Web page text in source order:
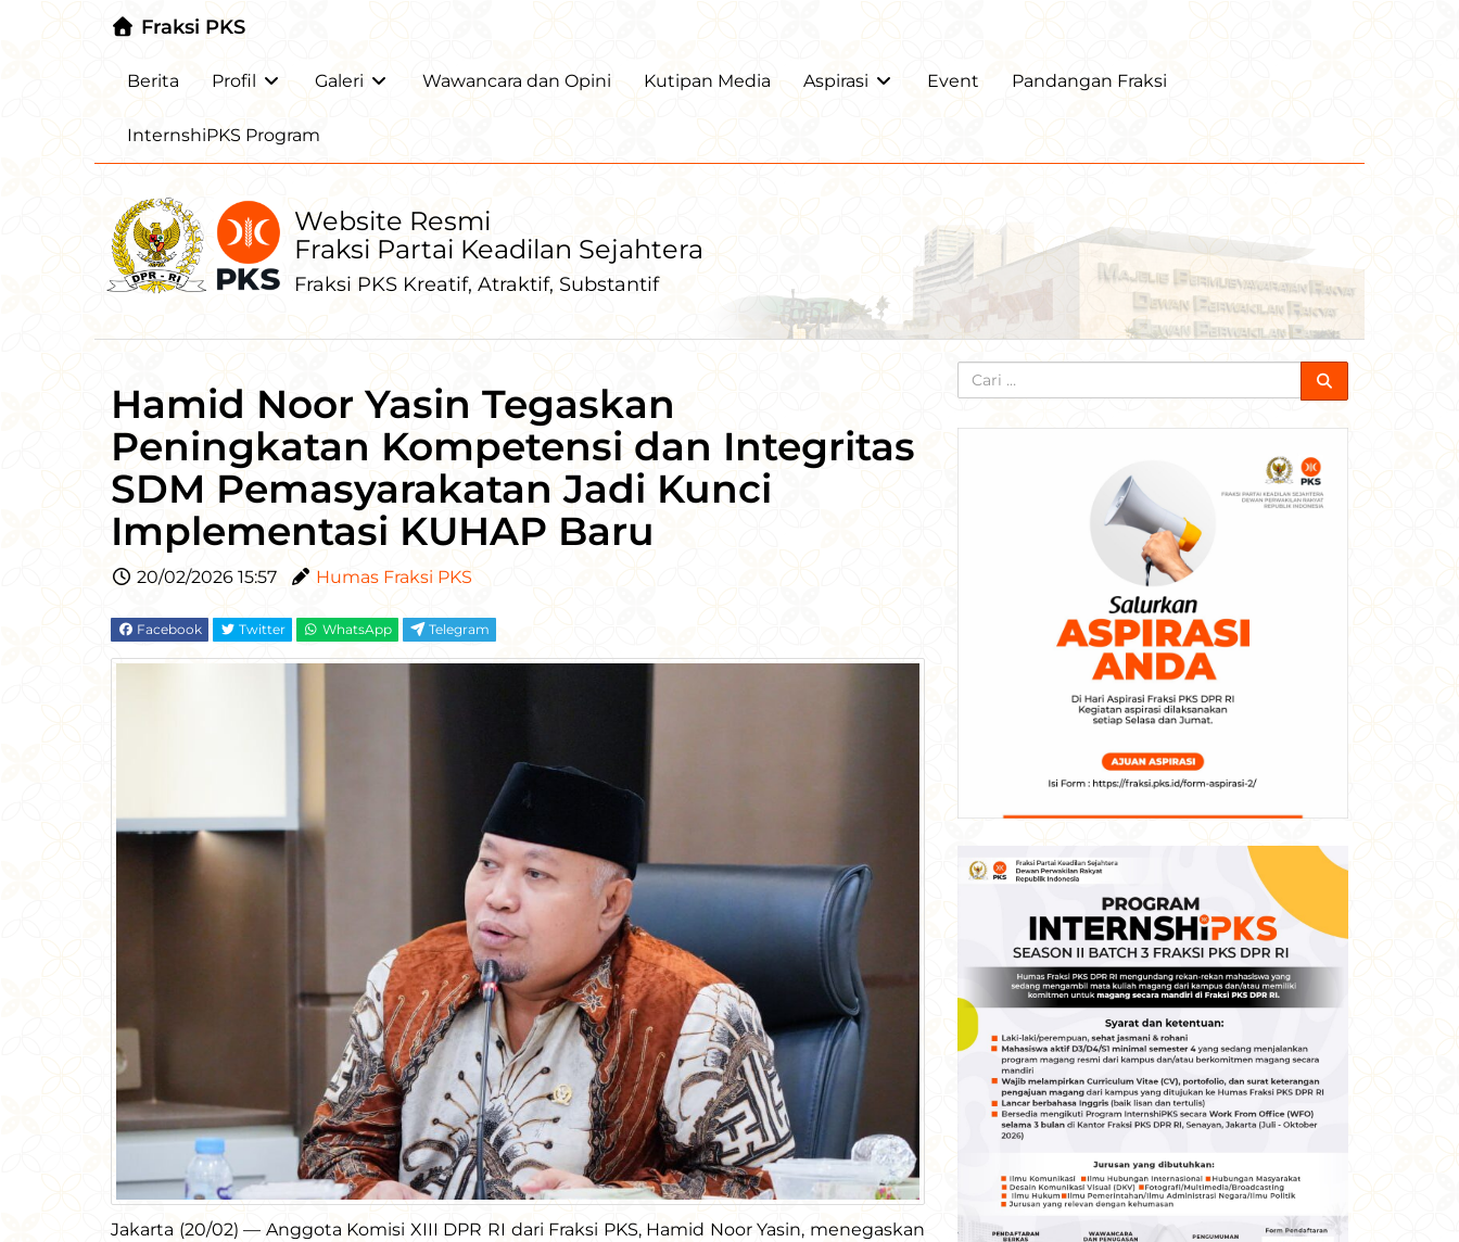
Fraksi PKS
Berita Profil Galeri Wawancara dan Opini Kutipan Media Aspirasi Event Pandangan Fraksi
InternshiPKS Program
Website Resmi
Fraksi Partai Keadilan Sejahtera
Fraksi PKS Kreatif, Atraktif, Substantif
Hamid Noor Yasin Tegaskan
Peningkatan Kompetensi dan Integritas
SDM Pemasyarakatan Jadi Kunci
Implementasi KUHAP Baru
20/02/2026 15:57 Humas Fraksi PKS
Facebook Twitter WhatsApp Telegram
Jakarta (20/02) — Anggota Komisi XIII DPR RI dari Fraksi PKS, Hamid Noor Yasin, menegaskan